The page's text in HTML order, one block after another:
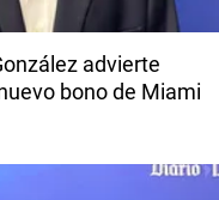
advierte
bono de Miami